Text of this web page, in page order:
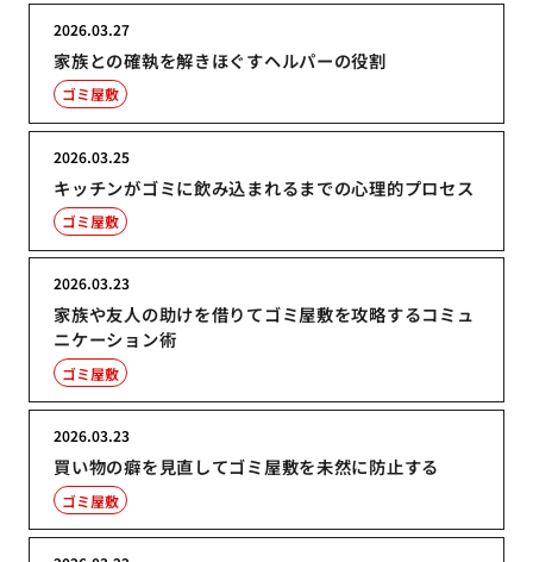
家族との確執を解きほぐすヘルパーの役割
2026.03.27
ゴミ屋敷
キッチンがゴミに飲み込まれるまでの心理的プロセス
2026.03.25
ゴミ屋敷
家族や友人の助けを借りてゴミ屋敷を攻略するコミュ
ニケーション術
2026.03.23
ゴミ屋敷
買い物の癖を見直してゴミ屋敷を未然に防止する
2026.03.23
ゴミ屋敷